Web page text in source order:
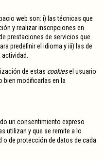
web son: i) las técnicas que
y realizar inscripciones en
prestaciones de servicios que
predefinir el idioma y iii) las de
de estas cookiesel usuario
bien modificarlas en la
un consentimiento expreso
utilizan y que se remite a lo
o de protección de datos de cada